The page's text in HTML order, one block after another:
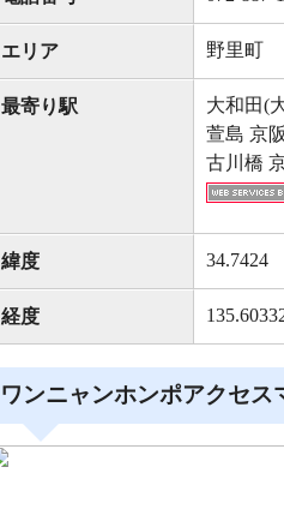
エリア 野里町
最寄り駅
大和田(
萱島 京
古川橋
緯度 34.7424
経度
ワンニャンホンポアクセス